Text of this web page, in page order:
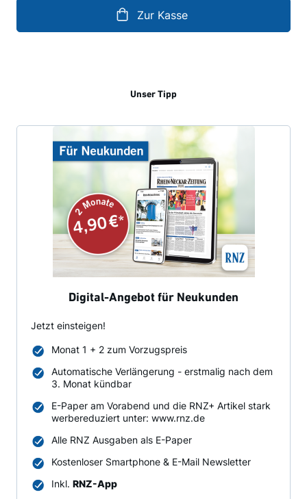
Zur Kasse
Unser Tipp
Digital-Angebot für Neukunden
Jetzt einsteigen!
Monat 1 + 2 zum Vorzugspreis
Automatische Verlängerung - erstmalig nach dem
3. Monat kündbar
E-Paper am Vorabend und die RNZ+ Artikel stark
werbereduziert unter: www.rnz.de
Alle RNZ Ausgaben als E-Paper
Kostenloser Smartphone & E-Mail Newsletter
Inkl. RNZ-App